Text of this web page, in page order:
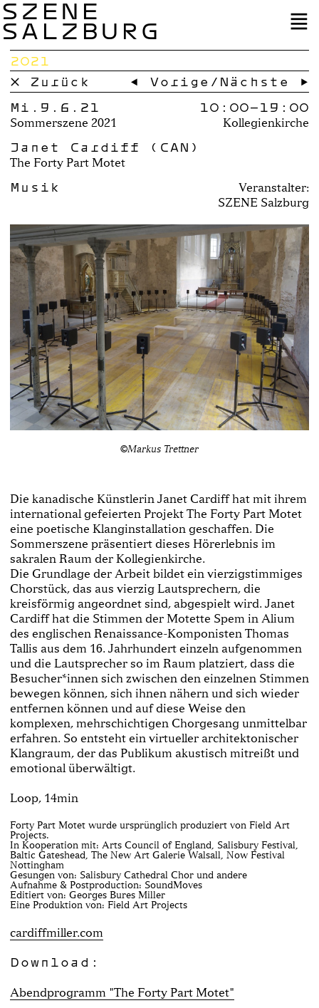
SZENE
SALZBURG
2021
× Zurück
← Vorige / Nächste →
Mi.9.6.21
Sommerszene 2021
10:00–19:00
Kollegienkirche
Janet Cardiff (CAN)
The Forty Part Motet
Musik
Veranstalter:
SZENE Salzburg
©Markus Trettner
Die kanadische Künstlerin Janet Cardiff hat mit ihrem
international gefeierten Projekt The Forty Part Motet
eine poetische Klanginstallation geschaffen. Die
Sommerszene präsentiert dieses Hörerlebnis im
sakralen Raum der Kollegienkirche.
Die Grundlage der Arbeit bildet ein vierzigstimmiges
Chorstück, das aus vierzig Lautsprechern, die
kreisförmig angeordnet sind, abgespielt wird. Janet
Cardiff hat die Stimmen der Motette Spem in Alium
des englischen Renaissance-Komponisten Thomas
Tallis aus dem 16. Jahrhundert einzeln aufgenommen
und die Lautsprecher so im Raum platziert, dass die
Besucher*innen sich zwischen den einzelnen Stimmen
bewegen können, sich ihnen nähern und sich wieder
entfernen können und auf diese Weise den
komplexen, mehrschichtigen Chorgesang unmittelbar
erfahren. So entsteht ein virtueller architektonischer
Klangraum, der das Publikum akustisch mitreißt und
emotional überwältigt.
Loop, 14min
Forty Part Motet wurde ursprünglich produziert von Field Art
Projects.
In Kooperation mit: Arts Council of England, Salisbury Festival,
Baltic Gateshead, The New Art Galerie Walsall, Now Festival
Nottingham
Gesungen von: Salisbury Cathedral Chor und andere
Aufnahme & Postproduction: SoundMoves
Editiert von: Georges Bures Miller
Eine Produktion von: Field Art Projects
cardiffmiller.com
Download:
Abendprogramm "The Forty Part Motet"